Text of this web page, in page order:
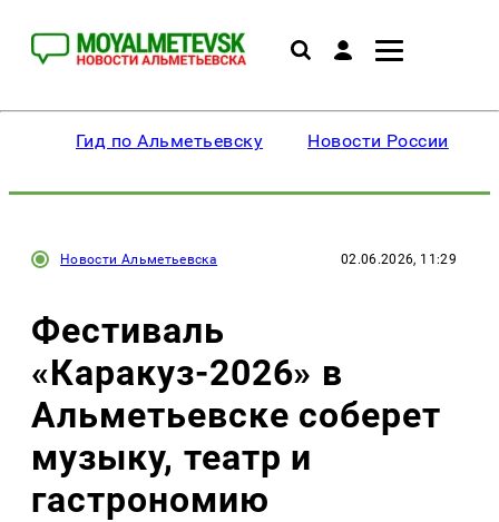
Гид по Альметьевску Новости России
Новости Альметьевска 02.06.2026, 11:29
Фестиваль
«Каракуз-2026» в
Альметьевске соберет
музыку, театр и
гастрономию